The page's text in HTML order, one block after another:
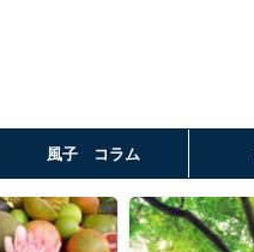
風子 コラム